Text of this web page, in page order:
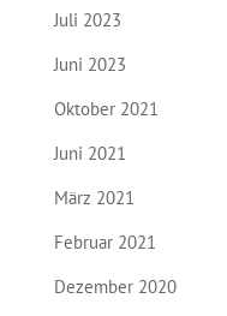
Juli 2023
Juni 2023
Oktober 2021
Juni 2021
März 2021
Februar 2021
Dezember 2020